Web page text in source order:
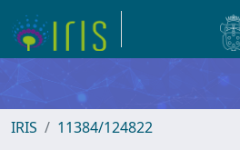
IRIS 11384/124822